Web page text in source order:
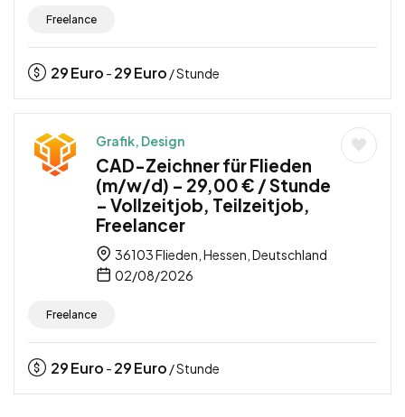
Freelance
29Euro - 29Euro / Stunde
Grafik, Design
CAD-Zeichner für Flieden
(m/w/d) – 29,00 € / Stunde
– Vollzeitjob, Teilzeitjob,
Freelancer
36103 Flieden, Hessen, Deutschland
02/08/2026
Freelance
29Euro - 29Euro / Stunde